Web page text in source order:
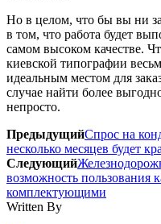
Но в целом, что бы вы ни
в том, что работа будет
самом высоком качестве.
киевской типографии
идеальным местом для
случае найти более
непросто.
ПредыдущийСпрос на
несколько месяцев будет
Следующий
возможность пользования
комплектующими
Written By